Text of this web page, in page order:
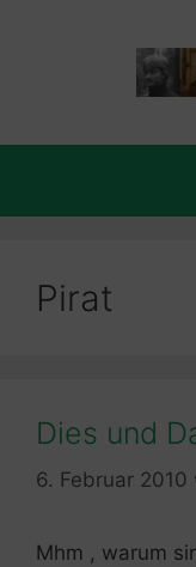
Pirat
Dies und
6. Februar 2010
Mhm , warum